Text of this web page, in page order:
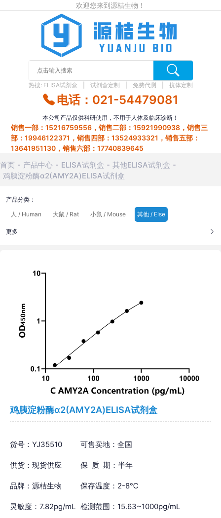
欢迎您来到源桔生物！
热搜: ELISA试剂盒 试剂盒定制 免费代测 抗体定制
电话：021-54479081
本公司产品仅供科研使用，不用于人体及临床诊断！
销售一部：15216759556，销售二部：15921990938，销售三
部：19946122371，销售四部：13524933321，销售五部：
13641951130，销售六部：17740839645
首页 产品中心 ELISA试剂盒
其他ELISA试剂盒
鸡胰淀粉酶α2(AMY2A)ELISA试剂盒
产品分类：
人 / Human
大鼠 / Rat 小鼠 / Mouse 其他 / Else
更多
鸡胰淀粉酶α2(AMY2A)ELISA试剂盒
货号：YJ35510 可售卖地：全国
供货：现货供应 保 质 期：半年
品牌：源桔生物 保存温度：2-8℃
灵敏度：7.82pg/mL 检测范围：15.63~1000pg/mL